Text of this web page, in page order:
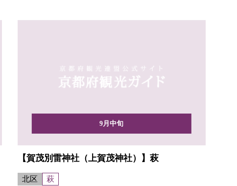
9月中旬
【賀茂別雷神社（上賀茂神社）】萩
北区 萩